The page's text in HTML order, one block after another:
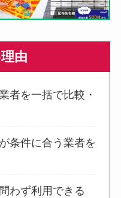
由
者を一括で比較・
条件に合う業者を
わず利用できる